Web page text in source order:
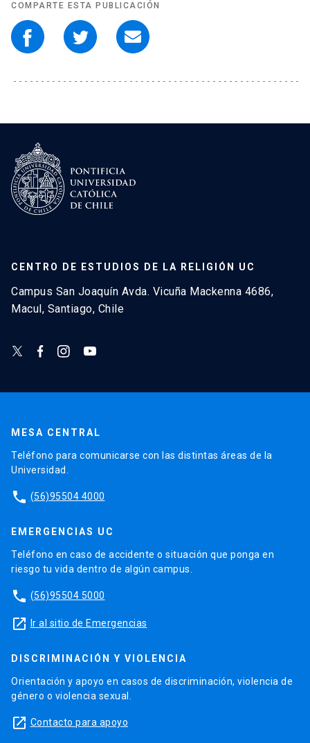
COMPARTE ESTA PUBLICACIÓN
CENTRO DE ESTUDIOS DE LA RELIGIÓN UC
Campus San Joaquín Avda. Vicuña Mackenna 4686,
Macul, Santiago, Chile
MESA CENTRAL
Teléfono para comunicarse con las distintas áreas de la
Universidad.
phone (56)95504 4000
EMERGENCIAS UC
Teléfono en caso de accidente o situación que ponga en
riesgo tu vida dentro de algún campus.
phone (56)95504 5000
launch Ir al sitio de Emergencias
DISCRIMINACIÓN Y VIOLENCIA
Orientación y apoyo en casos de discriminación, violencia de
género o violencia sexual.
launch Contacto para apoyo